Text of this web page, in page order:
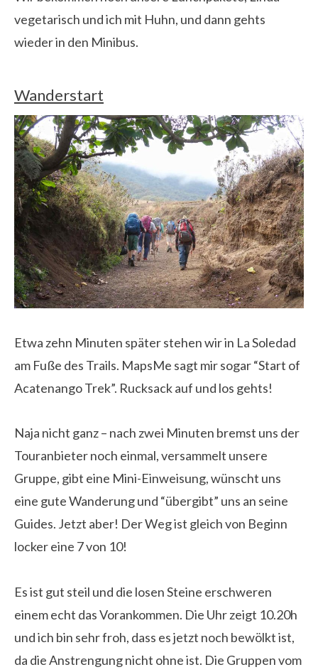
vegetarisch und ich mit Huhn, und dann gehts
wieder in den Minibus.
Wanderstart
Etwa zehn Minuten später stehen wir in La Soledad
am Fuße des Trails. MapsMe sagt mir sogar “Start of
Acatenango Trek”. Rucksack auf und los gehts!
Naja nicht ganz – nach zwei Minuten bremst uns der
Touranbieter noch einmal, versammelt unsere
Gruppe, gibt eine Mini-Einweisung, wünscht uns
eine gute Wanderung und “übergibt” uns an seine
Guides. Jetzt aber! Der Weg ist gleich von Beginn
locker eine 7 von 10!
Es ist gut steil und die losen Steine erschweren
einem echt das Vorankommen. Die Uhr zeigt 10.20h
und ich bin sehr froh, dass es jetzt noch bewölkt ist,
da die Anstrengung nicht ohne ist. Die Gruppen vom